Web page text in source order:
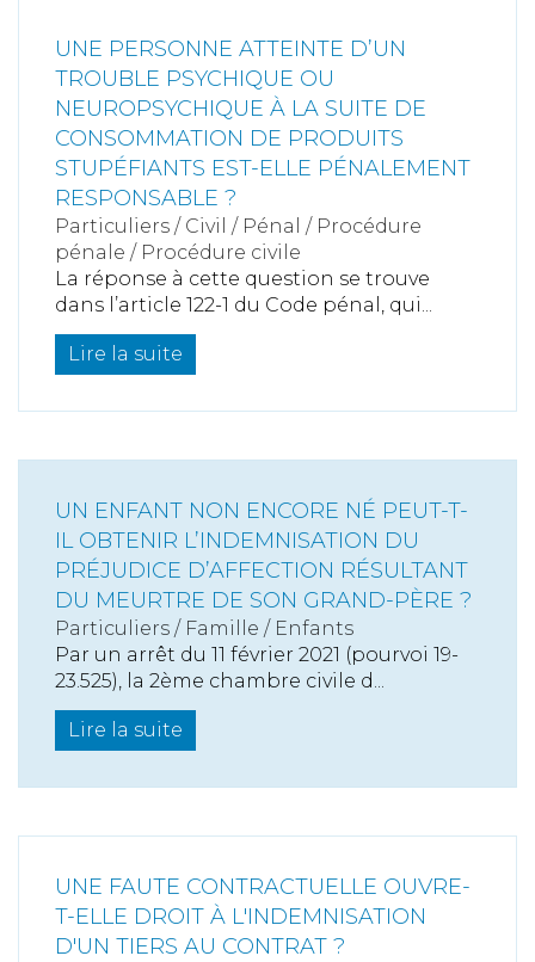
UNE PERSONNE ATTEINTE D’UN
TROUBLE PSYCHIQUE OU
NEUROPSYCHIQUE À LA SUITE DE
CONSOMMATION DE PRODUITS
STUPÉFIANTS EST-ELLE PÉNALEMENT
RESPONSABLE ?
Particuliers / Civil / Pénal / Procédure
pénale / Procédure civile
La réponse à cette question se trouve
dans l’article 122-1 du Code pénal, qui...
Lire la suite
UN ENFANT NON ENCORE NÉ PEUT-T-
IL OBTENIR L’INDEMNISATION DU
PRÉJUDICE D’AFFECTION RÉSULTANT
DU MEURTRE DE SON GRAND-PÈRE ?
Particuliers / Famille / Enfants
Par un arrêt du 11 février 2021 (pourvoi 19-
23.525), la 2ème chambre civile d...
Lire la suite
UNE FAUTE CONTRACTUELLE OUVRE-
T-ELLE DROIT À L'INDEMNISATION
D'UN TIERS AU CONTRAT ?